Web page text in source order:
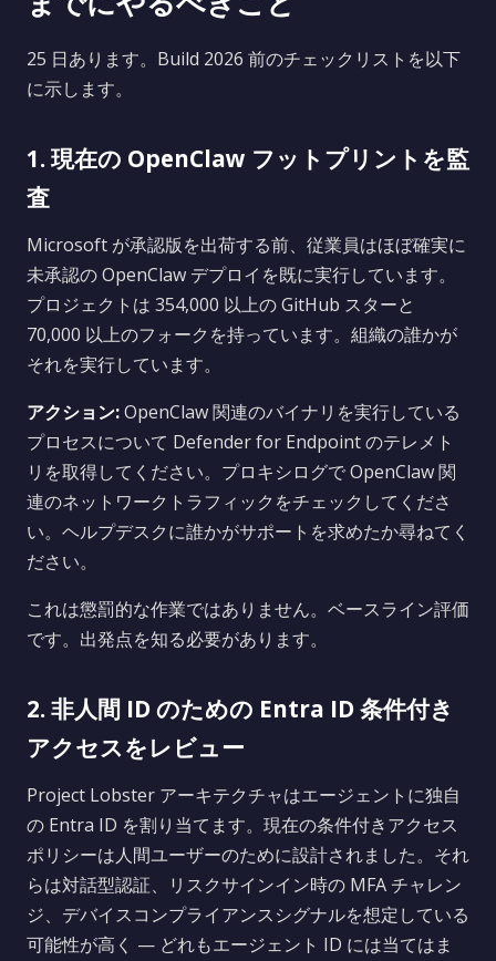
25 日あります。Build 2026 前のチェックリストを以下
に示します。
1. 現在の OpenClaw フットプリントを監
査
Microsoft が承認版を出荷する前、従業員はほぼ確実に
未承認の OpenClaw デプロイを既に実行しています。
プロジェクトは 354,000 以上の GitHub スターと
70,000 以上のフォークを持っています。組織の誰かが
それを実行しています。
アクション:OpenClaw 関連のバイナリを実行している
プロセスについて Defender for Endpoint のテレメト
リを取得してください。プロキシログで OpenClaw 関
連のネットワークトラフィックをチェックしてくださ
い。ヘルプデスクに誰かがサポートを求めたか尋ねてく
ださい。
これは懲罰的な作業ではありません。ベースライン評価
です。出発点を知る必要があります。
2. 非人間 ID のための Entra ID 条件付き
アクセスをレビュー
Project Lobster アーキテクチャはエージェントに独自
の Entra ID を割り当てます。現在の条件付きアクセス
ポリシーは人間ユーザーのために設計されました。それ
らは対話型認証、リスクサインイン時の MFA チャレン
ジ、デバイスコンプライアンスシグナルを想定している
可能性が高く — どれもエージェント ID には当てはま